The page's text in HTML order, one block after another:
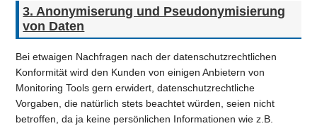
3. Anonymiserung und Pseudonymisierung
von Daten
Bei etwaigen Nachfragen nach der datenschutzrechtlichen
Konformität wird den Kunden von einigen Anbietern von
Monitoring Tools gern erwidert, datenschutzrechtliche
Vorgaben, die natürlich stets beachtet würden, seien nicht
betroffen, da ja keine persönlichen Informationen wie z.B.